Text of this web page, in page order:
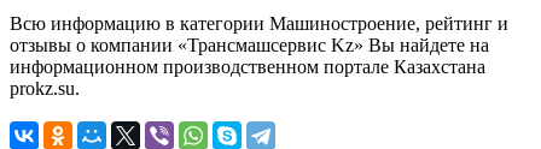
Всю информацию в категории Машиностроение, рейтинг и
отзывы о компании «Трансмашсервис Kz» Вы найдете на
информационном производственном портале Казахстана
prokz.su.